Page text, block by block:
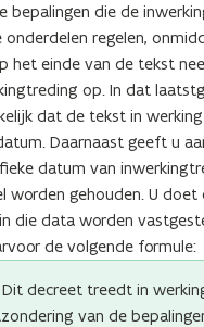
bepalingen die de
regelen,
het einde van de tekst
op. In dat
dat de tekst in
Daarnaast geeft u
datum van
worden gehouden. U
die data worden
de volgende formule:
Dit decreet treedt in
van de